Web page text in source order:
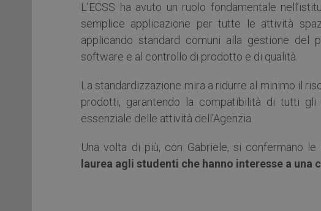
L’ECSS ha avuto un ruolo fondamentale
semplice applicazione per tutte le attività
applicando standard comuni alla gestione del
software e al controllo di prodotto e di qualità.
La standardizzazione mira a ridurre al minimo il
prodotti, garantendo la compatibilità di tutti
essenziale delle attività dell’Agenzia.
Una volta di più, con Gabriele, si confermano le
laurea agli studenti che hanno interesse a una